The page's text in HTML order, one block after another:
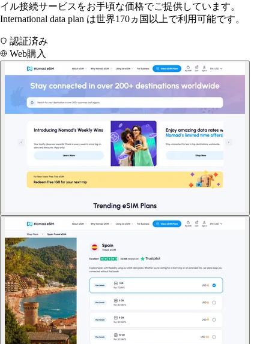
イル接続サービスをお手頃な価格でご提供しています。
International data plan は世界170ヵ国以上で利用可能です。
認証済み
Web購入